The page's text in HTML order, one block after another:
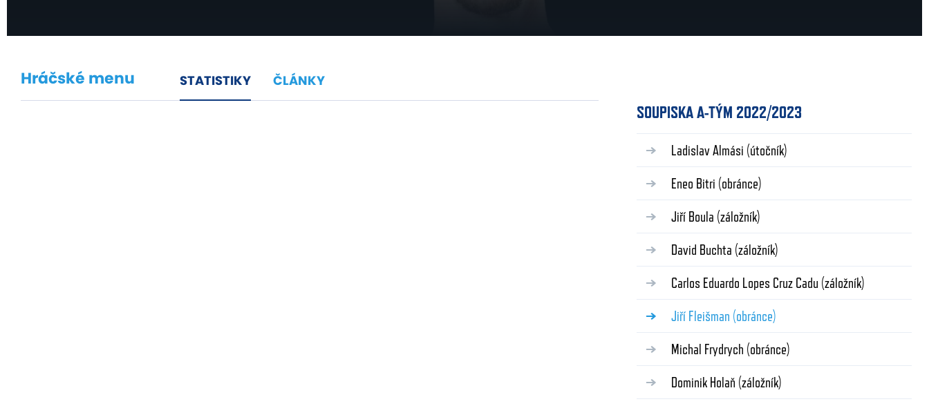
Hráčské menu STATISTIKY ČLÁNKY
SOUPISKA A-TÝM 2022/2023
Ladislav Almási (útočník)
Eneo Bitri (obránce)
Jiří Boula (záložník)
David Buchta (záložník)
Carlos Eduardo Lopes Cruz Cadu (záložník)
Jiří Fleišman (obránce)
Michal Frydrych (obránce)
Dominik Holaň (záložník)